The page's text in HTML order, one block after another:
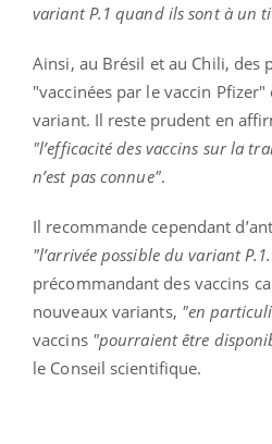
variant P.1 quand ils sont à un
Ainsi, au Brésil et au Chili, des
"vaccinées par le vaccin
variant. Il reste prudent en
"l’efficacité des vaccins sur la
n’est pas connue".
Il recommande cependant
"l’arrivée possible du variant P.1.
précommandant des vaccins
nouveaux variants, "en
vaccins "pourraient être
le Conseil scientifique.